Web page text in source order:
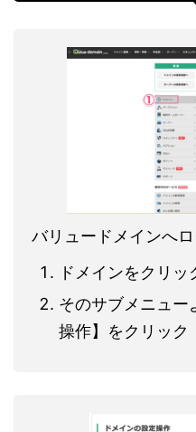
バリュードメインへ
ドメインをクリッ
そのサブメニュー
操作】をクリック